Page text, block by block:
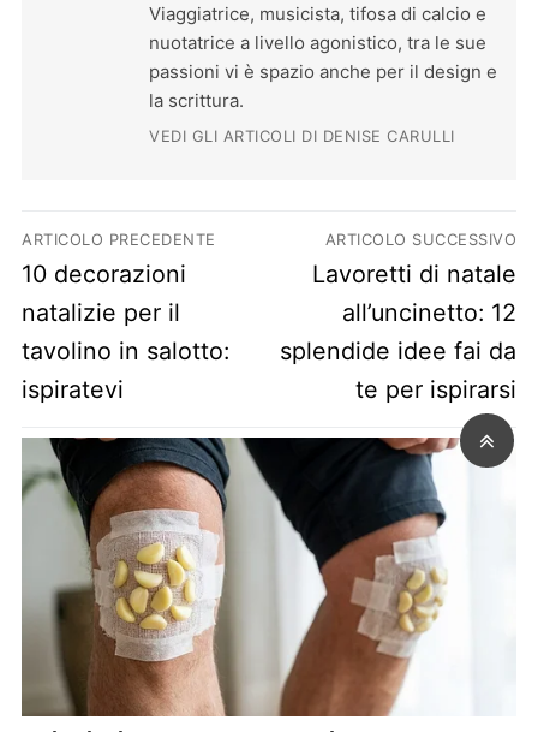
Viaggiatrice, musicista, tifosa di calcio e
nuotatrice a livello agonistico, tra le sue
passioni vi è spazio anche per il design e
la scrittura.
VEDI GLI ARTICOLI DI DENISE CARULLI
Navigazione articoli
ARTICOLO PRECEDENTE
Previous post:
10 decorazioni
natalizie per il
tavolino in salotto:
ispiratevi
ARTICOLO SUCCESSIVO
Next post:
Lavoretti di natale
all’uncinetto: 12
splendide idee fai da
te per ispirarsi